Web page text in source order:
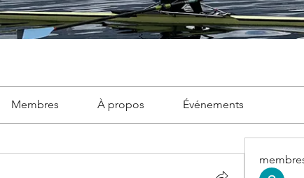
Membres À propos Événements